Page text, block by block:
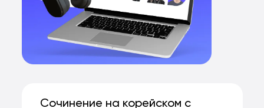
Сочинение на корейском с